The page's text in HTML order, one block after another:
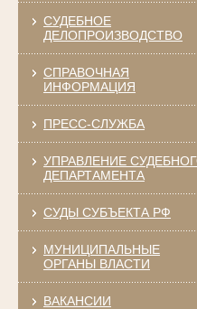
СУДЕБНОЕ
ДЕЛОПРОИЗВОДСТВО
СПРАВОЧНАЯ
ИНФОРМАЦИЯ
ПРЕСС-СЛУЖБА
УПРАВЛЕНИЕ
ДЕПАРТАМЕНТА
СУДЫ СУБЪЕКТА РФ
МУНИЦИПАЛЬНЫЕ
ОРГАНЫ ВЛАСТИ
ВАКАНСИИ